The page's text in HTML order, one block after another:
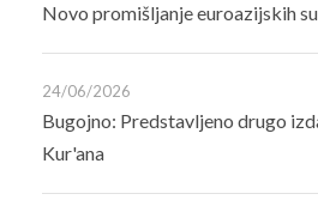
Novo promišljanje euroazijskih
24/06/2026
Bugojno: Predstavljeno drugo
Kur'ana